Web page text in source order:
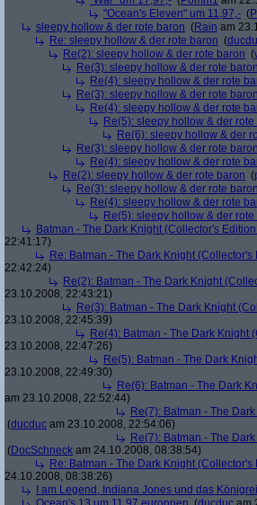
"Ocean's Eleven" um 11,97,- (
sleepy hollow & der rote baron (Rain am
Re: sleepy hollow & der rote baron (
Re(2): sleepy hollow & der rote baron (
Re(3): sleepy hollow & der rote baron
Re(4): sleepy hollow & der rote
Re(3): sleepy hollow & der rote baron
Re(4): sleepy hollow & der rote
Re(5): sleepy hollow & der rote
Re(6): sleepy hollow & der
Re(3): sleepy hollow & der rote baron
Re(4): sleepy hollow & der rote
Re(2): sleepy hollow & der rote baron (
Re(3): sleepy hollow & der rote baron
Re(4): sleepy hollow & der rote
Re(5): sleepy hollow & der rote
Batman - The Dark Knight (Collector's
22:41:17)
Re: Batman - The Dark Knight
22:42:24)
Re(2): Batman - The Dark Knight
23.10.2008, 22:43:21)
Re(3): Batman - The Dark Knight
23.10.2008, 22:45:39)
Re(4): Batman - The Dark Knight
23.10.2008, 22:47:26)
Re(5): Batman - The Dark
23.10.2008, 22:49:30)
Re(6): Batman - The Dark
am 23.10.2008, 22:52:44)
Re(7): Batman - The
(ducduc am 23.10.2008, 22:54:06)
Re(7): Batman - The
(DocSchneck am 24.10.2008, 08:38:54)
Re: Batman - The Dark Knight
24.10.2008, 08:38:26)
I am Legend, Indiana Jones und das